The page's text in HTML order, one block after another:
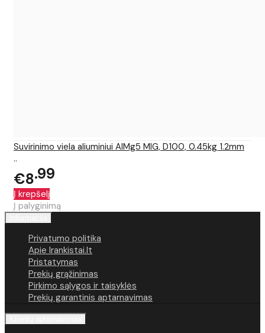
Suvirinimo viela aliuminiui AlMg5 MIG, D100, 0.45kg 1.2mm
..
€8 99
Į krepšelį
Į palyginimą
Privatumo politika
Apie Irankistai.lt
Pristatymas
Prekių grąžinimas
Pirkimo sąlygos ir taisyklės
Prekių garantinis aptarnavimas